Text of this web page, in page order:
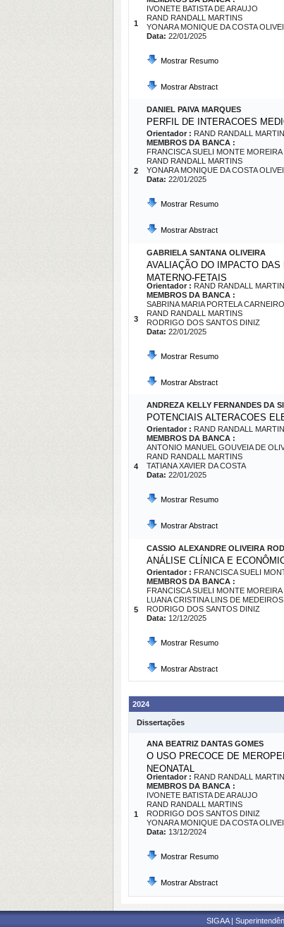
1
IVONETE BATISTA DE ARAUJO
RAND RANDALL MARTINS
YONARA MONIQUE DA COSTA
Data: 22/01/2025
Mostrar Resumo
Mostrar Abstract
2
DANIEL PAIVA MARQUES
PERFIL DE INTERACOES
Orientador : RAND RANDALL
MEMBROS DA BANCA :
FRANCISCA SUELI MONTE MOREIRA
RAND RANDALL MARTINS
YONARA MONIQUE DA COSTA
Data: 22/01/2025
Mostrar Resumo
Mostrar Abstract
3
GABRIELA SANTANA OLIVEIRA
AVALIAÇÃO DO IMPACTO
MATERNO-FETAIS
Orientador : RAND RANDALL
MEMBROS DA BANCA :
SABRINA MARIA PORTELA CARNEIRO
RAND RANDALL MARTINS
RODRIGO DOS SANTOS DINIZ
Data: 22/01/2025
Mostrar Resumo
Mostrar Abstract
4
ANDREZA KELLY FERNANDES DA
POTENCIAIS ALTERACOES
Orientador : RAND RANDALL
MEMBROS DA BANCA :
ANTONIO MANUEL GOUVEIA DE
RAND RANDALL MARTINS
TATIANA XAVIER DA COSTA
Data: 22/01/2025
Mostrar Resumo
Mostrar Abstract
5
CASSIO ALEXANDRE OLIVEIRA
ANÁLISE CLÍNICA E
Orientador : FRANCISCA SUELI
MEMBROS DA BANCA :
FRANCISCA SUELI MONTE MOREIRA
LUANA CRISTINA LINS DE
RODRIGO DOS SANTOS DINIZ
Data: 12/12/2025
Mostrar Resumo
Mostrar Abstract
2024
Dissertações
1
ANA BEATRIZ DANTAS GOMES
O USO PRECOCE DE
NEONATAL
Orientador : RAND RANDALL
MEMBROS DA BANCA :
IVONETE BATISTA DE ARAUJO
RAND RANDALL MARTINS
RODRIGO DOS SANTOS DINIZ
YONARA MONIQUE DA COSTA
Data: 13/12/2024
Mostrar Resumo
Mostrar Abstract
SIGAA |